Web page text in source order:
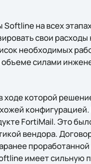
на всех
свои
необходимых
силами
которой
конфигурацией.
FortiMail. Это
вендора.
имеет сильную